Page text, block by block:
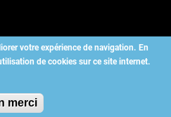
votre expérience de navigation. En
de cookies sur ce site internet.
merci
ALLIEDHEALTH